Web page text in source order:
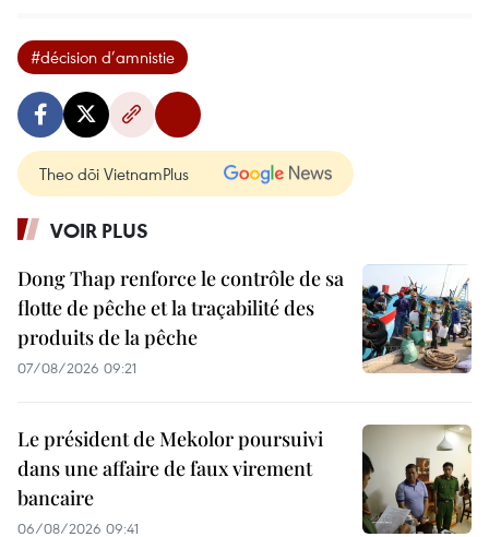
#décision d’amnistie
Theo dõi VietnamPlus
VOIR PLUS
Dong Thap renforce le contrôle de sa
flotte de pêche et la traçabilité des
produits de la pêche
07/08/2026 09:21
Le président de Mekolor poursuivi
dans une affaire de faux virement
bancaire
06/08/2026 09:41